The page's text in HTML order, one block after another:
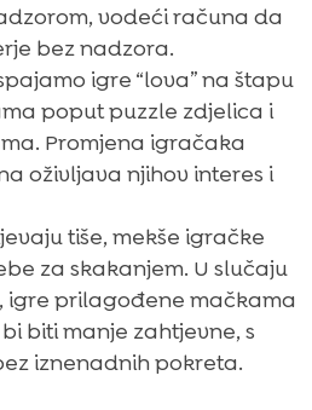
vodeći računa da
bez nadzora.
igre “lova” na štapu
poput puzzle zdjelica i
Promjena igračaka
oživljava njihov interes i
tiše, mekše igračke
za skakanjem. U slučaju
igre prilagođene mačkama
biti manje zahtjevne, s
iznenadnih pokreta.